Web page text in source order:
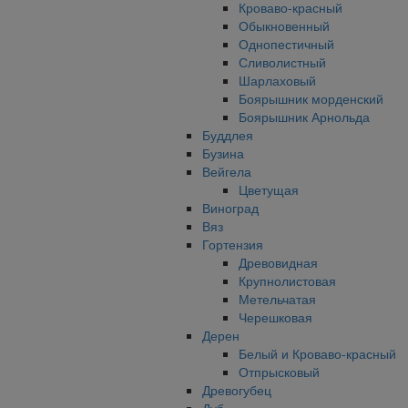
Кроваво-красный
Обыкновенный
Однопестичный
Сливолистный
Шарлаховый
Боярышник морденский
Боярышник Арнольда
Буддлея
Бузина
Вейгела
Цветущая
Виноград
Вяз
Гортензия
Древовидная
Крупнолистовая
Метельчатая
Черешковая
Дерен
Белый и Кроваво-красный
Отпрысковый
Древогубец